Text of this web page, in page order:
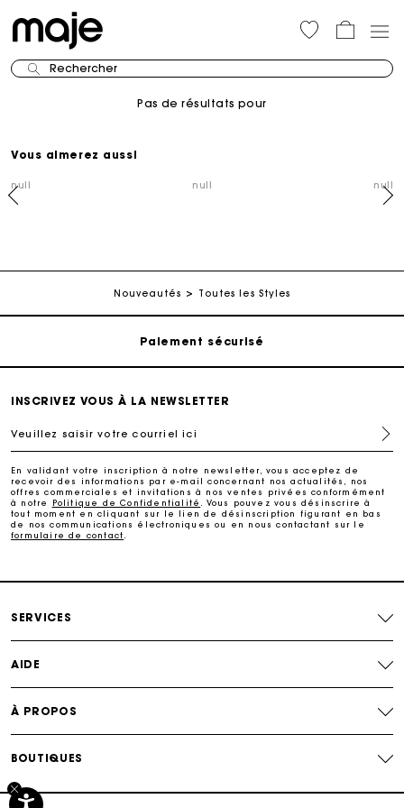
Rechercher
Pas de résultats pour
Vous aimerez aussi
null null null
Nouveautés Toutes les Styles
Livraison à domicile offerte sous 2 à 3 jours ouvrés.
Paiement sécurisé
Livraison à domicile offerte sous 2 à 3 jours ouvrés.
Paiement sécurisé
INSCRIVEZ VOUS À LA NEWSLETTER
Veuillez saisir votre courriel ici
En validant votre inscription à notre newsletter, vous acceptez de
recevoir des informations par e-mail concernant nos actualités, nos
offres commerciales et invitations à nos ventes privées conformément
à notre
Politique de Confidentialité
. Vous pouvez vous désinscrire à
tout moment en cliquant sur le lien de désinscription figurant en bas
de nos communications électroniques ou en nous contactant sur le
formulaire de contact
SERVICES
AIDE
À PROPOS
BOUTIQUES